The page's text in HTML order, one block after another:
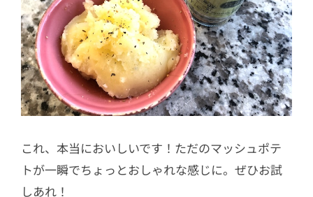
これ、本当においしいです！ただのマッシュポテ
トが一瞬でちょっとおしゃれな感じに。ぜひお試
しあれ！